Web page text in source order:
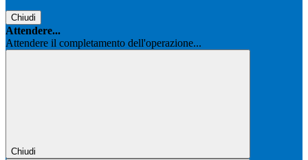
Chiudi
Attendere...
Attendere il completamento dell'operazione...
Chiudi